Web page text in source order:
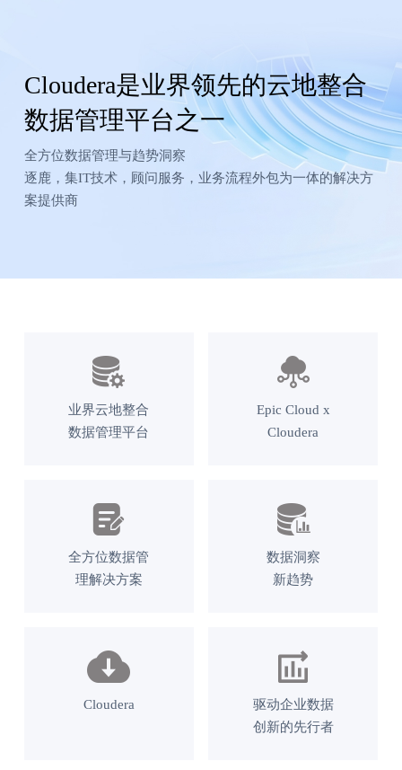
Cloudera是业界领先的云地整合
数据管理平台之一
全方位数据管理与趋势洞察
逐鹿，集IT技术，顾问服务，业务流程外包为一体的解决方
案提供商
业界云地整合
数据管理平台
Epic Cloud x
Cloudera
全方位数据管
理解决方案
数据洞察
新趋势
Cloudera
驱动企业数据
创新的先行者